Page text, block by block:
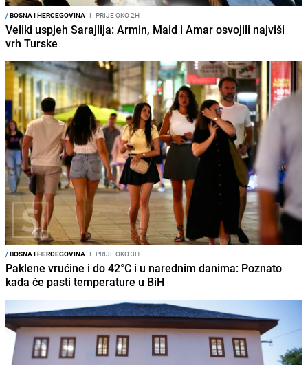
/BOSNA I HERCEGOVINA I PRIJE OKO 2H
Veliki uspjeh Sarajlija: Armin, Maid i Amar osvojili najviši
vrh Turske
/BOSNA I HERCEGOVINA I PRIJE OKO 3H
Paklene vrućine i do 42°C i u narednim danima: Poznato
kada će pasti temperature u BiH